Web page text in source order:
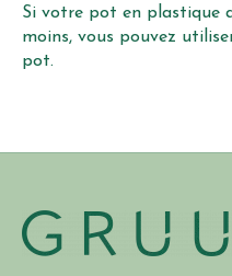
Si votre pot en plastique
moins, vous pouvez
pot.